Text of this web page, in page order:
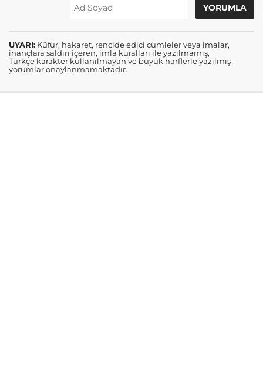
UYARI: Küfür, hakaret, rencide edici cümleler veya imalar,
inançlara saldırı içeren, imla kuralları ile yazılmamış,
Türkçe karakter kullanılmayan ve büyük harflerle yazılmış
yorumlar onaylanmamaktadır.